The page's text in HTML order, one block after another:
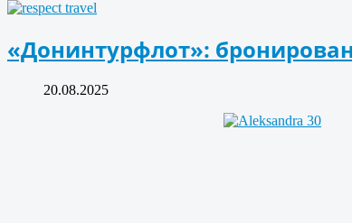
«Донинтурфлот»:
20.08.2025